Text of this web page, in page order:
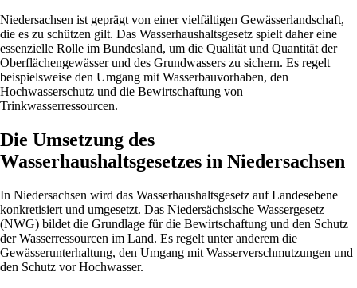
Niedersachsen ist geprägt von einer vielfältigen Gewässerlandschaft,
die es zu schützen gilt. Das Wasserhaushaltsgesetz spielt daher eine
essenzielle Rolle im Bundesland, um die Qualität und Quantität der
Oberflächengewässer und des Grundwassers zu sichern. Es regelt
beispielsweise den Umgang mit Wasserbauvorhaben, den
Hochwasserschutz und die Bewirtschaftung von
Trinkwasserressourcen.
Die Umsetzung des
Wasserhaushaltsgesetzes in Niedersachsen
In Niedersachsen wird das Wasserhaushaltsgesetz auf Landesebene
konkretisiert und umgesetzt. Das Niedersächsische Wassergesetz
(NWG) bildet die Grundlage für die Bewirtschaftung und den Schutz
der Wasserressourcen im Land. Es regelt unter anderem die
Gewässerunterhaltung, den Umgang mit Wasserverschmutzungen und
den Schutz vor Hochwasser.